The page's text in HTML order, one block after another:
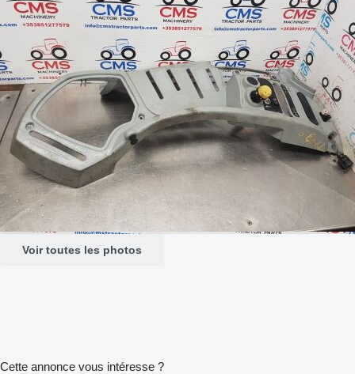
Voir toutes les photos
Cette annonce vous intéresse ?